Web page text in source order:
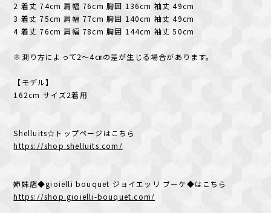
2 着丈 74cm 肩幅 76cm 胸囲 136cm 袖丈 49cm
3 着丈 75cm 肩幅 77cm 胸囲 140cm 袖丈 49cm
4 着丈 76cm 肩幅 78cm 胸囲 144cm 袖丈 50cm
※測り方によって2～4㎝の差が生じる場合があります。
【モデル】
162cm サイズ2着用
Shelluits☆トップページはこちら
https://shop.shelluits.com/
姉妹店◆gioielli bouquet ジョイエッリ ブーケ◆はこちら
https://shop.gioielli-bouquet.com/